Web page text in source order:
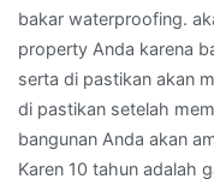
bakar waterproofing.
property Anda karena
serta di pastikan akan
di pastikan setelah
bangunan Anda akan
Karen 10 tahun adalah